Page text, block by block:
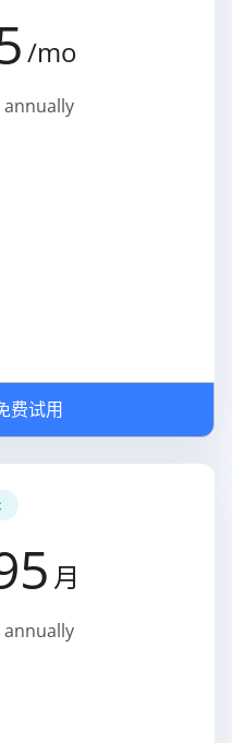
/mo
annually
费试用
月
annually